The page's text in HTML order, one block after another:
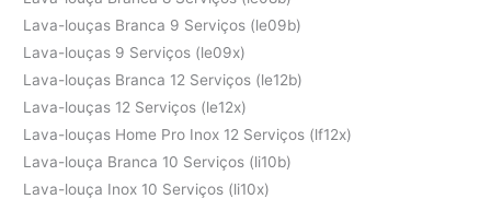
Lava-louças Branca 9 Serviços (le09b)
Lava-louças 9 Serviços (le09x)
Lava-louças Branca 12 Serviços (le12b)
Lava-louças 12 Serviços (le12x)
Lava-louças Home Pro Inox 12 Serviços (lf12x)
Lava-louça Branca 10 Serviços (li10b)
Lava-louça Inox 10 Serviços (li10x)